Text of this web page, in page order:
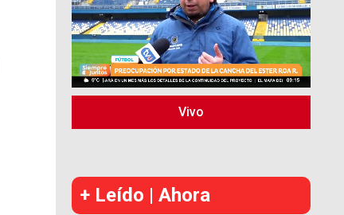
La Discusión
Vivo
+ Leído | Ahora